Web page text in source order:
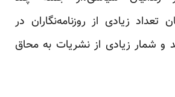
تعداد زیادی از روزنامه‌نگاران در
و شمار زیادی از نشریات به محاق